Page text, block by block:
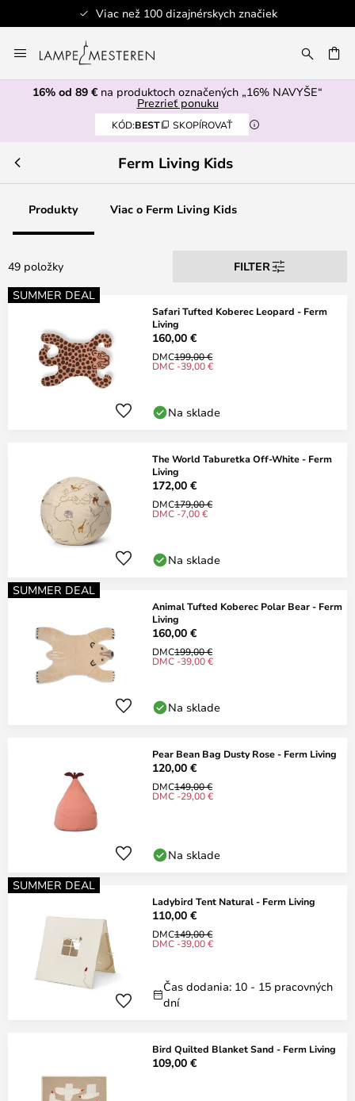
značiek
to
Content
16% od 89 € na produktoch označených „16% NAVYŠE“
Prezrieť ponuku
KÓD:BEST SKOPÍROVAŤ
Ferm Living Kids
Produkty Viac o Ferm Living Kids
49 položky
FILTER
SUMMER DEAL
Safari Tufted Koberec Leopard - Ferm
Living
160,00 €
DMC199,00 €
DMC -39,00 €
Na sklade
The World Taburetka Off-White - Ferm
Living
172,00 €
DMC179,00 €
DMC -7,00 €
Na sklade
SUMMER DEAL
Animal Tufted Koberec Polar Bear - Ferm
Living
160,00 €
DMC199,00 €
DMC -39,00 €
Na sklade
Pear Bean Bag Dusty Rose - Ferm Living
120,00 €
DMC149,00 €
DMC -29,00 €
Na sklade
SUMMER DEAL
Ladybird Tent Natural - Ferm Living
110,00 €
DMC149,00 €
DMC -39,00 €
Čas dodania: 10 - 15 pracovných
dní
Bird Quilted Blanket Sand - Ferm Living
109,00 €